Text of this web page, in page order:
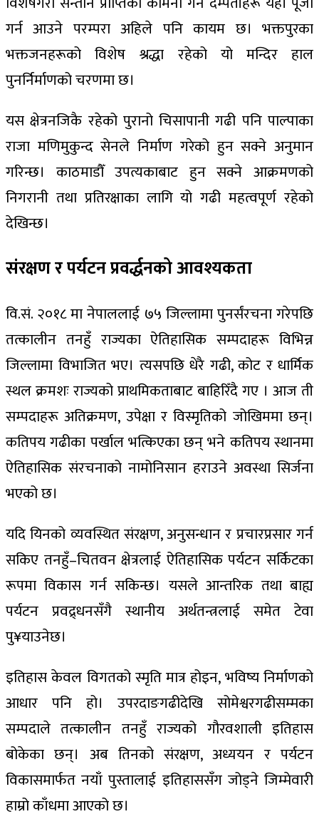
गर्न आउने परम्परा अहिले पनि कायम छ। भक्तपुरका
भक्तजनहरूको विशेष श्रद्धा रहेको यो मन्दिर हाल
पुनर्निर्माणको चरणमा छ।
यस क्षेत्रनजिकै रहेको पुरानो चिसापानी गढी पनि पाल्पाका
राजा मणिमुकुन्द सेनले निर्माण गरेको हुन सक्ने अनुमान
गरिन्छ। काठमाडौँ उपत्यकाबाट हुन सक्ने आक्रमणको
निगरानी तथा प्रतिरक्षाका लागि यो गढी महत्वपूर्ण रहेको
देखिन्छ।
संरक्षण र पर्यटन प्रवर्द्धनको आवश्यकता
वि.सं. २०१८ मा नेपाललाई ७५ जिल्लामा पुनर्संरचना गरेपछि
तत्कालीन तनहुँ राज्यका ऐतिहासिक सम्पदाहरू विभिन्न
जिल्लामा विभाजित भए। त्यसपछि धेरै गढी, कोट र धार्मिक
स्थल क्रमशः राज्यको प्राथमिकताबाट बाहिरिँदै गए । आज ती
सम्पदाहरू अतिक्रमण, उपेक्षा र विस्मृतिको जोखिममा छन्।
कतिपय गढीका पर्खाल भत्किएका छन् भने कतिपय स्थानमा
ऐतिहासिक संरचनाको नामोनिसान हराउने अवस्था सिर्जना
भएको छ।
यदि यिनको व्यवस्थित संरक्षण, अनुसन्धान र प्रचारप्रसार गर्न
सकिए तनहुँ–चितवन क्षेत्रलाई ऐतिहासिक पर्यटन सर्किटका
रूपमा विकास गर्न सकिन्छ। यसले आन्तरिक तथा बाह्य
पर्यटन प्रवद्र्धनसँगै स्थानीय अर्थतन्त्रलाई समेत टेवा
पु¥याउनेछ।
इतिहास केवल विगतको स्मृति मात्र होइन, भविष्य निर्माणको
आधार पनि हो। उपरदाङगढीदेखि सोमेश्वरगढीसम्मका
सम्पदाले तत्कालीन तनहुँ राज्यको गौरवशाली इतिहास
बोकेका छन्। अब तिनको संरक्षण, अध्ययन र पर्यटन
विकासमार्फत नयाँ पुस्तालाई इतिहाससँग जोड्ने जिम्मेवारी
हाम्रो काँधमा आएको छ।